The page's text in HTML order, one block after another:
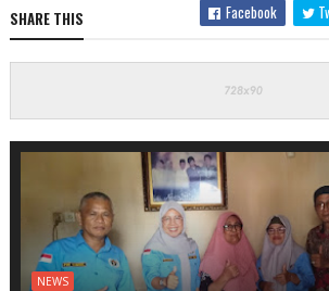
SHARE THIS Facebook
NEWS